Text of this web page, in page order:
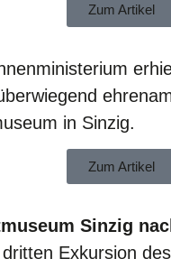
Zum Artikel
in Sinzig.
Zum Artikel
Sinzig
Exkursion